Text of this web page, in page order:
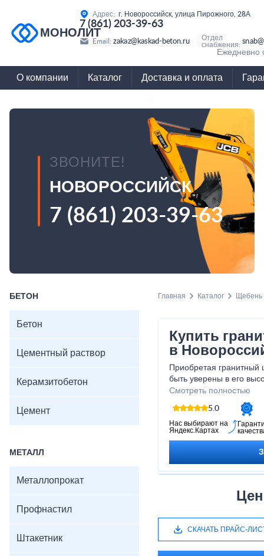
МОНОЛИТ
Адрес: г. Новороссийск, улица Пирожного, 28А
7 (861) 203-39-63
Email: zakaz@kaskad-beton.ru
Отдел
снабжения:
Ежедневно
О компании Каталог Доставка и оплата
ЗВОНИТЕ!
НОВОРОССИЙСК
7 (861) 203-39-63
БЕТОН
Бетон
Цементный раствор
Керамзитобетон
Цемент
МЕТАЛЛ
Металлопрокат
Профнастил
Штакетник
Главная Каталог Щебень
Купить
в
Приобретая
быть уверены в его
Наша команда готова
доставкой продукта.
удовольствием
строительные проекты!
Смотреть полностью
5.0
Нас выбирают на
Яндекс.Картах
СКАЧАТЬ ПРАЙС-